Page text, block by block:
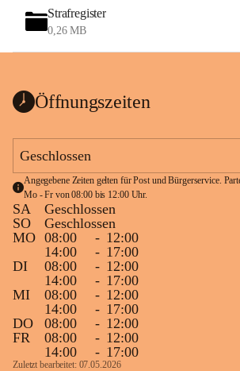
Strafregister
0,26 MB
Öffnungszeiten
Geschlossen
Angegebene Zeiten gelten für Post und Bürgerservice.
Mo - Fr von 08:00 bis 12:00 Uhr.
SA
Geschlossen
SO
Geschlossen
MO 08:00 - 12:00
14:00
- 17:00
DI
08:00 - 12:00
14:00
- 17:00
MI
08:00 - 12:00
14:00
- 17:00
DO
08:00 - 12:00
FR
08:00 - 12:00
14:00
- 17:00
Zuletzt bearbeitet: 07.05.2026